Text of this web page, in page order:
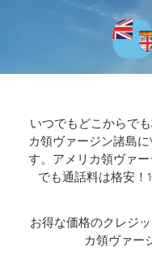
いつでもどこからで
カ領ヴァージン諸島
す。 アメリカ領ヴァ
でも通話料は格安！
お得な価格のクレジ
カ領ヴァー